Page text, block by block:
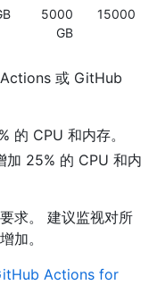
5000
GB
15000
或 GitHub
CPU 和内存。
25% 的 CPU 和内
求。 建议监视对所
加。
Actions for